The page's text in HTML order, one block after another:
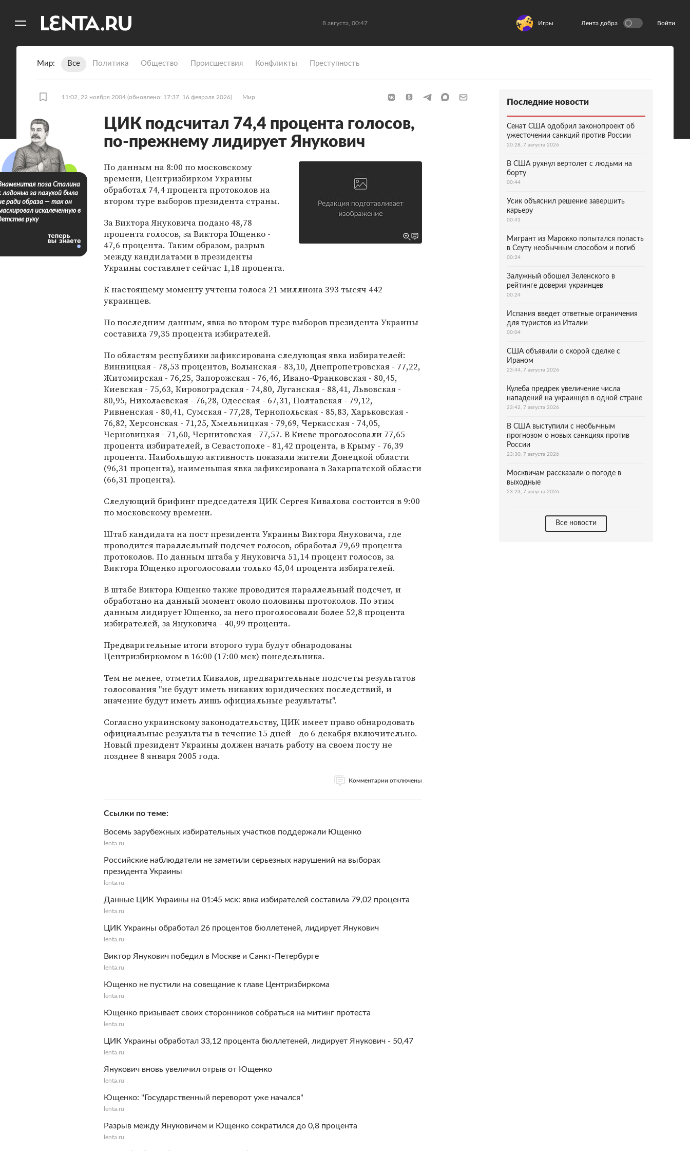
8 августа, 00:47 Игры Лента добра Войти
Мир Все Политика Общество Происшествия Конфликты Преступность
11:02, 22 ноября 2004 (обновлено: 17:37, 16 февраля 2026) Мир
ЦИК подсчитал 74,4 процента голосов,
по-прежнему лидирует Янукович
По данным на 8:00 по московскому
времени, Центризбирком Украины
обработал 74,4 процента протоколов на
втором туре выборов президента страны.
За Виктора Януковича подано 48,78
процента голосов, за Виктора Ющенко -
47,6 процента. Таким образом, разрыв
между кандидатами в президенты
Украины составляет сейчас 1,18 процента.
К настоящему моменту учтены голоса 21 миллиона 393 тысяч 442
украинцев.
По последним данным, явка во втором туре выборов президента Украины
составила 79,35 процента избирателей.
По областям республики зафиксирована следующая явка избирателей:
Винницкая - 78,53 процентов, Волынская - 83,10, Днепропетровская - 77,22,
Житомирская - 76,25, Запорожская - 76,46, Ивано-Франковская - 80,45,
Киевская - 75,63, Кировоградская - 74,80, Луганская - 88,41, Львовская -
80,95, Николаевская - 76,28, Одесская - 67,31, Полтавская - 79,12,
Ривненская - 80,41, Сумская - 77,28, Тернопольская - 85,83, Харьковская -
76,82, Херсонская - 71,25, Хмельницкая - 79,69, Черкасская - 74,05,
Черновицкая - 71,60, Черниговская - 77,57. В Киеве проголосовали 77,65
процента избирателей, в Севастополе - 81,42 процента, в Крыму - 76,39
процента. Наибольшую активность показали жители Донецкой области
(96,31 процента), наименьшая явка зафиксирована в Закарпатской области
(66,31 процента).
Следующий брифинг председателя ЦИК Сергея Кивалова состоится в 9:00
по московскому времени.
Штаб кандидата на пост президента Украины Виктора Януковича, где
проводится параллельный подсчет голосов, обработал 79,69 процента
протоколов. По данным штаба у Януковича 51,14 процент голосов, за
Виктора Ющенко проголосовали только 45,04 процента избирателей.
В штабе Виктора Ющенко также проводится параллельный подсчет, и
обработано на данный момент около половины протоколов. По этим
данным лидирует Ющенко, за него проголосовали более 52,8 процента
избирателей, за Януковича - 40,99 процента.
Предварительные итоги второго тура будут обнародованы
Центризбиркомом в 16:00 (17:00 мск) понедельника.
Тем не менее, отметил Кивалов, предварительные подсчеты результатов
голосования "не будут иметь никаких юридических последствий, и
значение будут иметь лишь официальные результаты".
Согласно украинскому законодательству, ЦИК имеет право обнародовать
официальные результаты в течение 15 дней - до 6 декабря включительно.
Новый президент Украины должен начать работу на своем посту не
позднее 8 января 2005 года.
Комментарии отключены
Ссылки по теме
Восемь зарубежных избирательных участков поддержали Ющенко
lenta.ru
Российские наблюдатели не заметили серьезных нарушений на выборах
президента Украины
lenta.ru
Данные ЦИК Украины на 01:45 мск: явка избирателей составила 79,02 процента
lenta.ru
ЦИК Украины обработал 26 процентов бюллетеней, лидирует Янукович
lenta.ru
Виктор Янукович победил в Москве и Санкт-Петербурге
lenta.ru
Ющенко не пустили на совещание к главе Центризбиркома
lenta.ru
Ющенко призывает своих сторонников собраться на митинг протеста
lenta.ru
ЦИК Украины обработал 33,12 процента бюллетеней, лидирует Янукович - 50,47
lenta.ru
Янукович вновь увеличил отрыв от Ющенко
lenta.ru
Ющенко: "Государственный переворот уже начался"
lenta.ru
Разрыв между Януковичем и Ющенко сократился до 0,8 процента
lenta.ru
поза Сталина
ладонью за пазухой была
ради образа — так он
искалеченную в
руку
Последние новости
Сенат США одобрил законопроект об
ужесточении санкций против России
20:28, 7 августа 2026
В США рухнул вертолет с людьми на
борту
00:44
Усик объяснил решение завершить
карьеру
00:41
Мигрант из Марокко попытался попасть
в Сеуту необычным способом и погиб
00:24
Залужный обошел Зеленского в
рейтинге доверия украинцев
00:24
Испания введет ответные ограничения
для туристов из Италии
00:04
США объявили о скорой сделке с
Ираном
23:44, 7 августа 2026
Кулеба предрек увеличение числа
нападений на украинцев в одной стране
23:42, 7 августа 2026
В США выступили с необычным
прогнозом о новых санкциях против
России
23:30, 7 августа 2026
Москвичам рассказали о погоде в
выходные
23:23, 7 августа 2026
Все новости